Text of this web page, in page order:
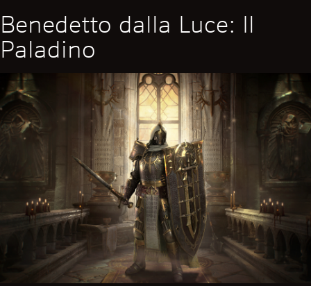
Benedetto dalla Luce: Il
Paladino